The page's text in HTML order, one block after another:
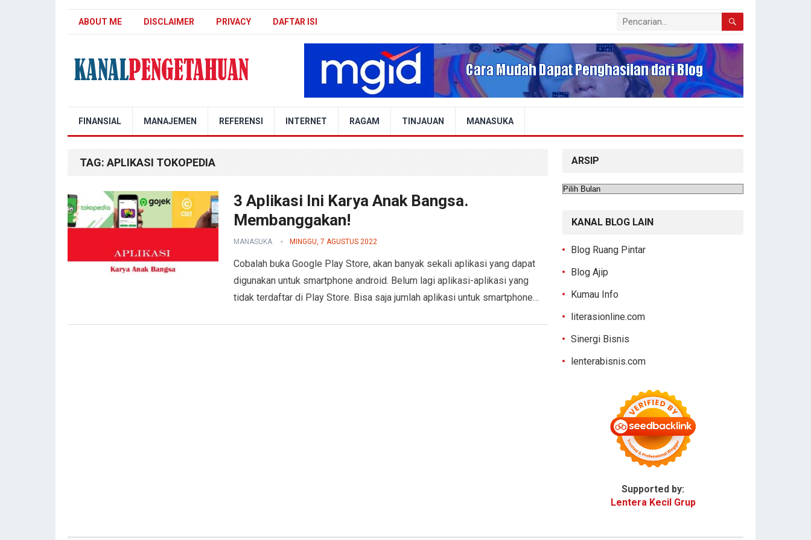
ABOUT ME DISCLAIMER PRIVACY DAFTAR ISI
FINANSIAL MANAJEMEN REFERENSI INTERNET RAGAM TINJAUAN MANASUKA
TAG: APLIKASI TOKOPEDIA
3 Aplikasi Ini Karya Anak Bangsa.
Membanggakan!
MANASUKA MINGGU, 7 AGUSTUS 2022
Cobalah buka Google Play Store, akan banyak sekali aplikasi yang dapat
digunakan untuk smartphone android. Belum lagi aplikasi-aplikasi yang
tidak terdaftar di Play Store. Bisa saja jumlah aplikasi untuk smartphone…
ARSIP
Arsip
KANAL BLOG LAIN
Blog Ruang Pintar
Blog Ajip
Kumau Info
literasionline.com
Sinergi Bisnis
lenterabisnis.com
Supported by:
Lentera Kecil Grup